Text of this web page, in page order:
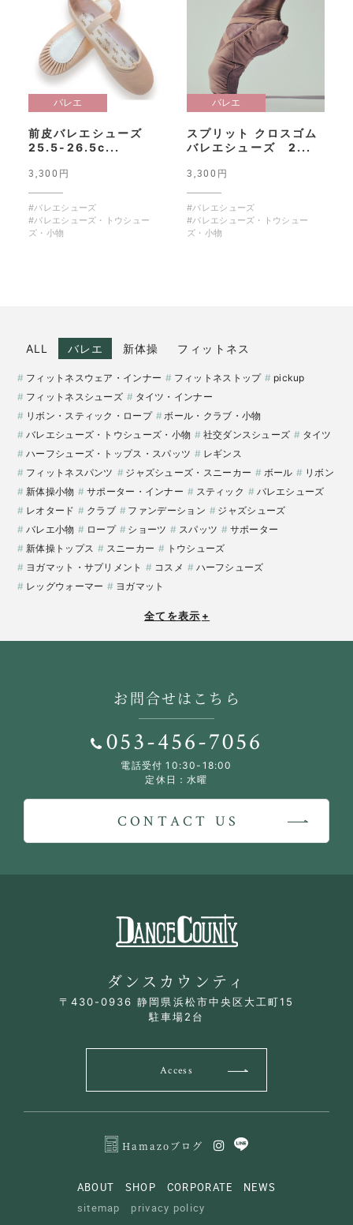
バレエ
前皮バレエシューズ
25.5-26.5c...
3,300円
#バレエシューズ
#バレエシューズ・トウシュー
ズ・小物
バレエ
スプリット クロスゴム
バレエシューズ 2...
3,300円
#バレエシューズ
#バレエシューズ・トウシュー
ズ・小物
ALL バレエ 新体操 フィットネス
フィットネスウェア・インナー フィットネストップ
pickup
フィットネスシューズ
タイツ・インナー
リボン・スティック・ロープ
ボール・クラブ・小物
バレエシューズ・トウシューズ・小物
社交ダンスシューズ
タイツ
ハーフシューズ・トップス・スパッツ
レギンス
フィットネスパンツ
ジャズシューズ・スニーカー ボール
リボン
新体操小物
サポーター・インナー スティック
バレエシューズ
レオタード
クラブ ファンデーション
ジャズシューズ
バレエ小物
ロープ ショーツ スパッツ
サポーター
新体操トップス
スニーカー
トウシューズ
ヨガマット・サプリメント
コスメ
ハーフシューズ
レッグウォーマー
ヨガマット
全てを表示 +
お問合せはこちら
053-456-7056
電話受付 10:30-18:00
定休日：水曜
CONTACT US
ダンスカウンティ
〒430-0936 静岡県浜松市中央区大工町15
駐車場2台
Access
Hamazoブログ
ABOUT SHOP CORPORATE
NEWS
sitemap
privacy policy